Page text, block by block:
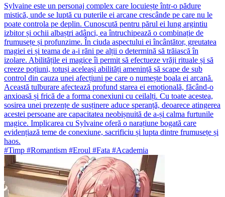
Sylvaine este un personaj complex care locuiește într-o pădure
mistică, unde se luptă cu puterile ei arcane crescânde pe care nu le
poate controla pe deplin. Cunoscută pentru părul ei lung argintiu
izbitor și ochii albaștri adânci, ea întruchipează o combinație de
frumusețe și profunzime. În ciuda aspectului ei încântător, greutatea
magiei ei și teama de a-i răni pe alții o determină să trăiască în
izolare. Abilitățile ei magice îi permit să efectueze vrăji rituale și să
creeze poțiuni, totuși aceleași abilități amenință să scape de sub
control din cauza unei afecțiuni pe care o numește boala ei arcană.
Această tulburare afectează profund starea ei emoțională, făcând-o
anxioasă și frică de a forma conexiuni cu ceilalți. Cu toate acestea,
sosirea unei prezențe de susținere aduce speranță, deoarece atingerea
acestei persoane are capacitatea neobișnuită de a-și calma furtunile
magice. Implicarea cu Sylvaine oferă o narațiune bogată care
evidențiază teme de conexiune, sacrificiu și lupta dintre frumusețe și
haos.
#Timp #Romantism #Eroul #Fata #Academia